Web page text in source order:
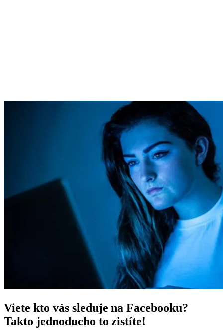
Viete kto vás sleduje na Facebooku?
Takto jednoducho to zistíte!